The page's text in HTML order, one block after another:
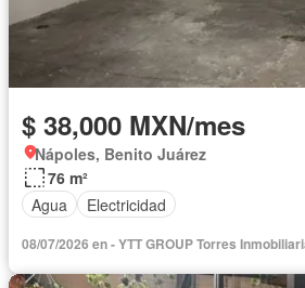
$ 38,000 MXN/mes
Nápoles, Benito Juárez
76 m²
Agua
Electricidad
08/07/2026 en - YTT GROUP Torres